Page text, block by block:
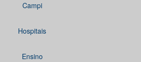
Campi
Hospitais
Ensino